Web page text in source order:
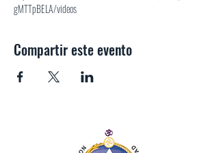
gMTTpBELA/videos
Compartir este evento